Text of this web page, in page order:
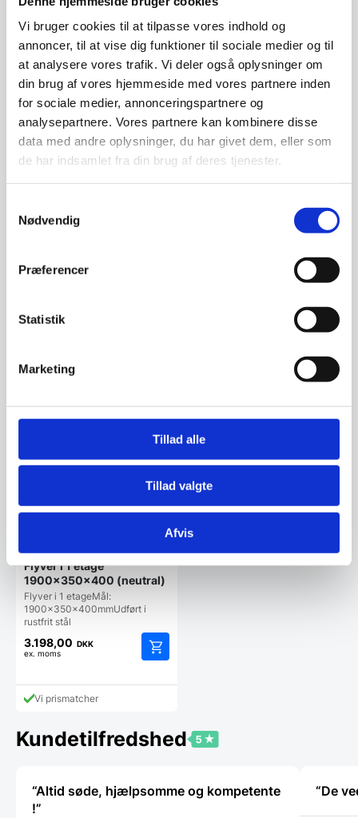
Vi bruger cookies til at tilpasse vores indhold og
annoncer, til at vise dig funktioner til sociale medier og til
at analysere vores trafik. Vi deler også oplysninger om
din brug af vores hjemmeside med vores partnere inden
for sociale medier, annonceringspartnere og
analysepartnere. Vores partnere kan kombinere disse
data med andre oplysninger, du har givet dem, eller som
de har indsamlet fra din brug af deres tjenester.
Nødvendig
Præferencer
Statistik
Marketing
Tillad alle
Tillad valgte
Afvis
2.495,00 DKKDen
oprindelige
pris
var:
2.495,00 DKK.
1.746,50 DKK
Den
aktuelle
pris
er:
1.746,50 DKK.
Vi prismatcher
rustfrit stål
3.798,00 DKK
Vi prismatcher
1100x350x700 (neutral)
ex. moms
Vi prismatcher
1700x350x400 m/ varme
1700x350x400mmMed
indbygget varmeUdført i
Vi prismatcher
Flyver i 1 etage
1900x350x400 (neutral)
Flyver i 1 etageMål:
1900x350x400mmUdført i
rustfrit stål
3.198,00 DKK
ex. moms
Vi prismatcher
Kundetilfredshed
“Altid søde, hjælpsomme og kompetente
!”
“De